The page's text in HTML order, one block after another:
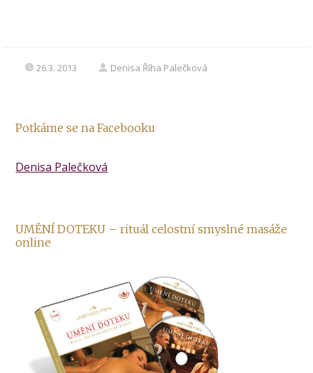
26.3. 2013 Denisa Říha Palečková
Potkáme se na Facebooku
Denisa Palečková
UMĚNÍ DOTEKU – rituál celostní smyslné masáže
online